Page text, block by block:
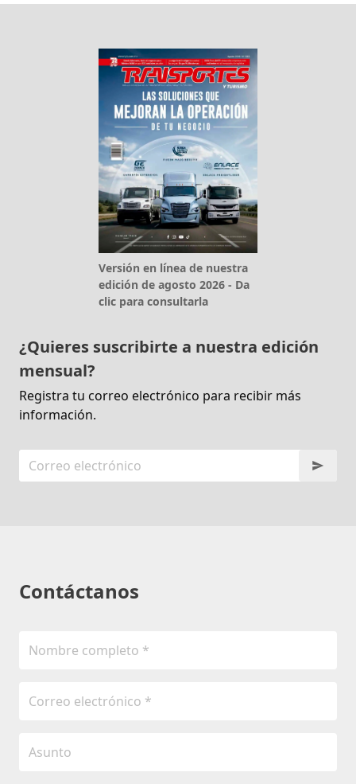
Versión en línea de nuestra
edición de agosto 2026 - Da
clic para consultarla
¿Quieres suscribirte a nuestra edición
mensual?
Registra tu correo electrónico para recibir más
información.
Contáctanos